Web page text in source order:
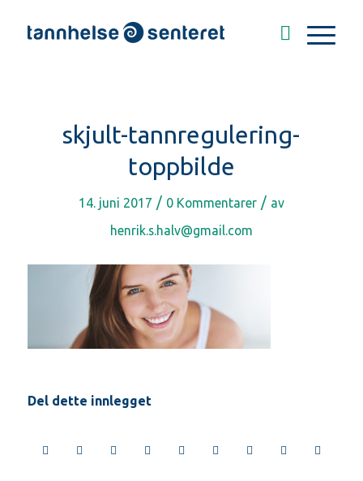
skjult-tannregulering-
toppbilde
14. juni 2017 / 0 Kommentarer / av
henrik.s.halv@gmail.com
Del dette innlegget